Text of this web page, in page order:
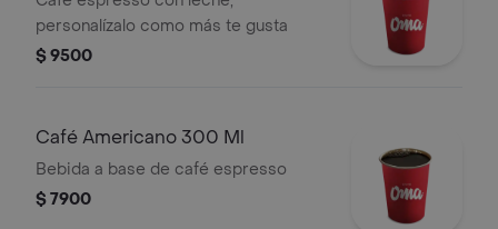
personalízalo como más te gusta
$ 9500
Café Americano 300 Ml
Bebida a base de café espresso
$ 7900